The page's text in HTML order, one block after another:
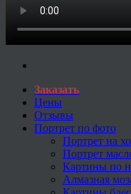
Заказать
Цены
Отзывы
Портрет по фото
Портрет на
Портрет
Картины по
Алмазная